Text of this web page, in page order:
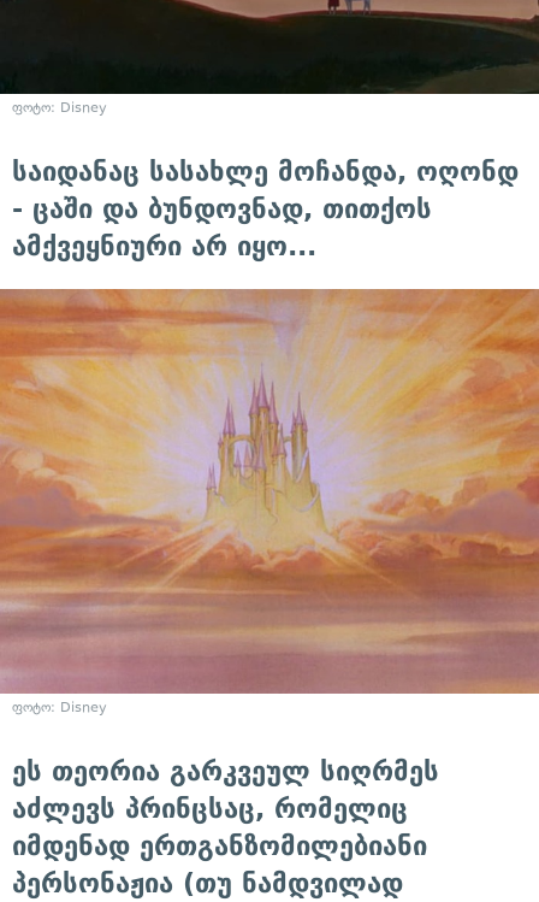
ფოტო: Disney
საიდანაც სასახლე მოჩანდა, ოღონდ
- ცაში და ბუნდოვნად, თითქოს
ამქვეყნიური არ იყო...
ფოტო: Disney
ეს თეორია გარკვეულ სიღრმეს
აძლევს პრინცსაც, რომელიც
იმდენად ერთგანზომილებიანი
პერსონაჟია (თუ ნამდვილად